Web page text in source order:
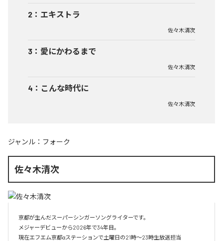
2 ： エキストラ
佐々木清次
3 ： 愛にかわるまで
佐々木清次
4 ： こんな時代に
佐々木清次
ジャンル： フォーク
佐々木清次
京都が生んだスーパーシンガーソングライターです。
メジャーデビューから2026年で34年目。
現在エフエム京都αステーションで土曜日の21時～23時生放送担当